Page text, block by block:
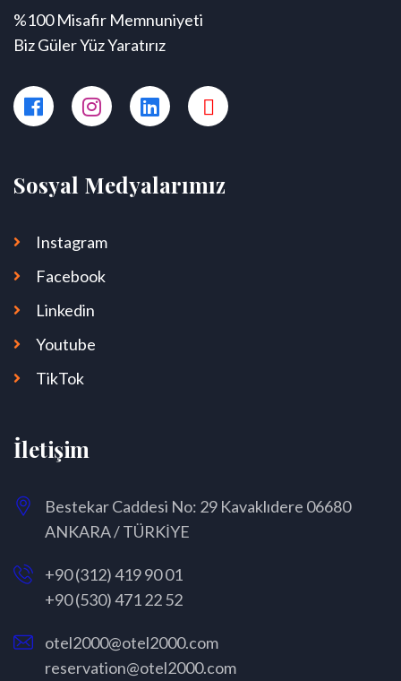
%100 Misafir Memnuniyeti
Biz Güler Yüz Yaratırız
Sosyal Medyalarımız
Instagram
Facebook
Linkedin
Youtube
TikTok
İletişim
Bestekar Caddesi No: 29 Kavaklıdere 06680
ANKARA / TÜRKİYE
+90 (312) 419 90 01
+90 (530) 471 22 52
otel2000@otel2000.com
reservation@otel2000.com